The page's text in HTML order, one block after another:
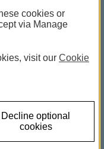
士生活模式国际
越地域拓宽视野，
忽视，75%移居海
、生活费用和可支配
财富的要素。
cookies or
via Manage
visit our Cookie
Decline optional
cookies